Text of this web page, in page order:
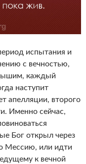
испытания и
с вечностью,
каждый
наступит
апелляции, второго
Именно сейчас,
Бог открыл через
Мессию, или идти
к вечной